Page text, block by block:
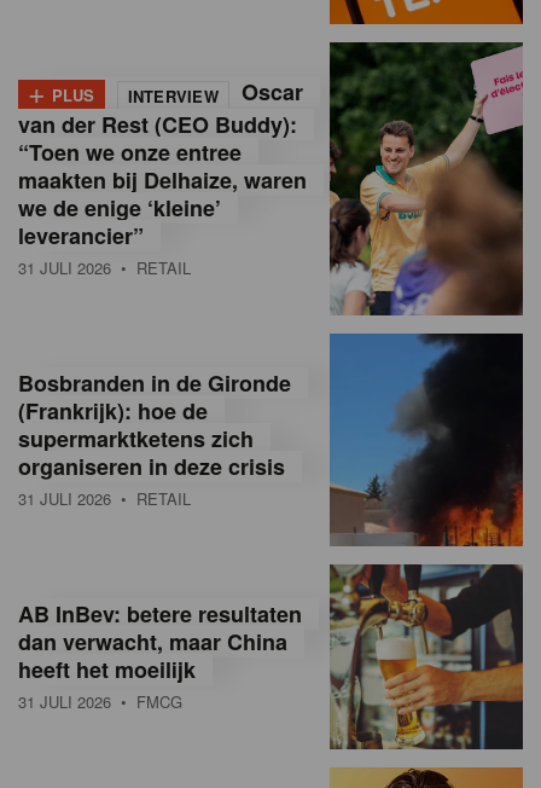
a
M
a
g
a
n
e
a
+ PLUS INTERVIEW
Oscar
van der Rest (CEO Buddy):
“Toen we onze entree
maakten bij Delhaize, waren
we de enige ‘kleine’
leverancier”
31 JULI 2026 • RETAIL
Bosbranden in de Gironde
(Frankrijk): hoe de
supermarktketens zich
organiseren in deze crisis
31 JULI 2026 • RETAIL
AB InBev: betere resultaten
dan verwacht, maar China
heeft het moeilijk
31 JULI 2026 • FMCG